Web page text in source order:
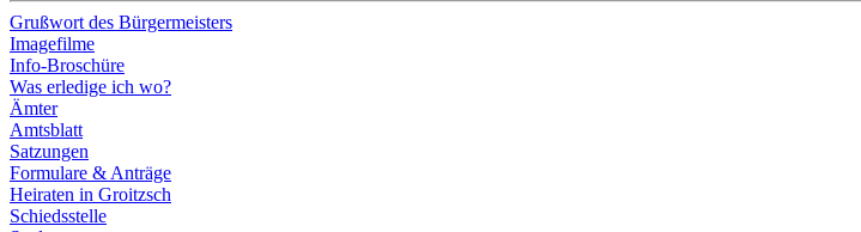
Grußwort des Bürgermeisters
Imagefilme
Info-Broschüre
Was erledige ich wo?
Ämter
Amtsblatt
Satzungen
Formulare & Anträge
Heiraten in Groitzsch
Schiedsstelle